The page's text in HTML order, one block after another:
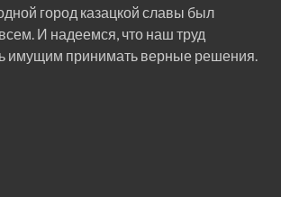
город казацкой славы был
И надеемся, что наш труд
имущим принимать верные решения.